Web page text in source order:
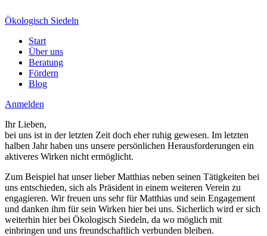
Ökologisch Siedeln
Start
Über uns
Beratung
Fördern
Blog
Anmelden
Ihr Lieben,
bei uns ist in der letzten Zeit doch eher ruhig gewesen. Im letzten
halben Jahr haben uns unsere persönlichen Herausforderungen ein
aktiveres Wirken nicht ermöglicht.
Zum Beispiel hat unser lieber Matthias neben seinen Tätigkeiten bei
uns entschieden, sich als Präsident in einem weiteren Verein zu
engagieren. Wir freuen uns sehr für Matthias und sein Engagement
und danken ihm für sein Wirken hier bei uns. Sicherlich wird er sich
weiterhin hier bei Ökologisch Siedeln, da wo möglich mit
einbringen und uns freundschaftlich verbunden bleiben.